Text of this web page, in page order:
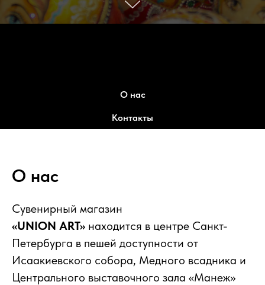
О нас
Контакты
О нас
Сувенирный магазин
«UNION ART» находится в центре Санкт-
Петербурга в пешей доступности от
Исаакиевского собора, Медного всадника и
Центрального выставочного зала «Манеж»